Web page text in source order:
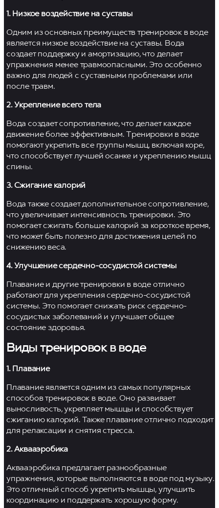
1. Низкое воздействие на суставы
Одним из основных преимуществ тренировок в воде
является низкое воздействие на суставы. Вода
создает поддержку и амортизацию, что делает
упражнения менее травмоопасными. Это особенно
важно для людей с суставными проблемами или
после травм.
2. Укрепление всего тела
Вода создает сопротивление, что делает каждое
движение более эффективным. Тренировки в воде
помогают укрепить все группы мышц, включая коре,
что способствует лучшей осанке и укреплению мышц
спины.
3. Сжигание калорий
Вода также создает дополнительное сопротивление,
что увеличивает интенсивность тренировки. Это
помогает сжигать больше калорий за короткое время,
что может быть полезно для достижения целей по
снижению веса.
4. Улучшение сердечно-сосудистой системы
Плавание и другие тренировки в воде отлично
работают для укрепления сердечно-сосудистой
системы. Это помогает снижать риск сердечно-
сосудистых заболеваний и улучшает общее
состояние здоровья.
Виды тренировок в воде
1. Плавание
Плавание является одним из самых популярных
способов тренировок в воде. Оно развивает
выносливость, укрепляет мышцы и способствует
сжиганию калорий. Также плавание отлично подходит
для релаксации и снятия стресса.
2. Аквааэробика
Аквааэробика предлагает разнообразные
упражнения, которые выполняются в воде под музыку.
Это отличный способ укрепить мышцы, улучшить
координацию и поддержать хорошую форму.